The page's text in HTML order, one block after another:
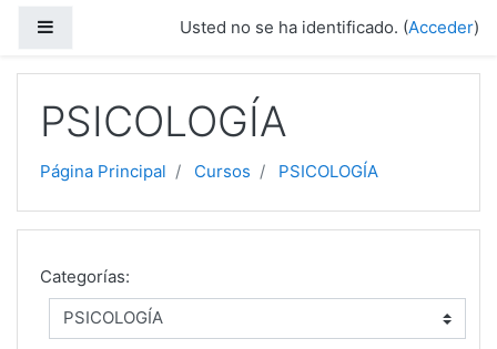
Usted no se ha identificado. (Acceder)
PSICOLOGÍA
Página Principal Cursos PSICOLOGÍA
Categorías: